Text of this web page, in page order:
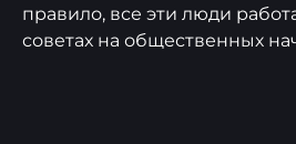
правило, все эти люди
советах на общественных